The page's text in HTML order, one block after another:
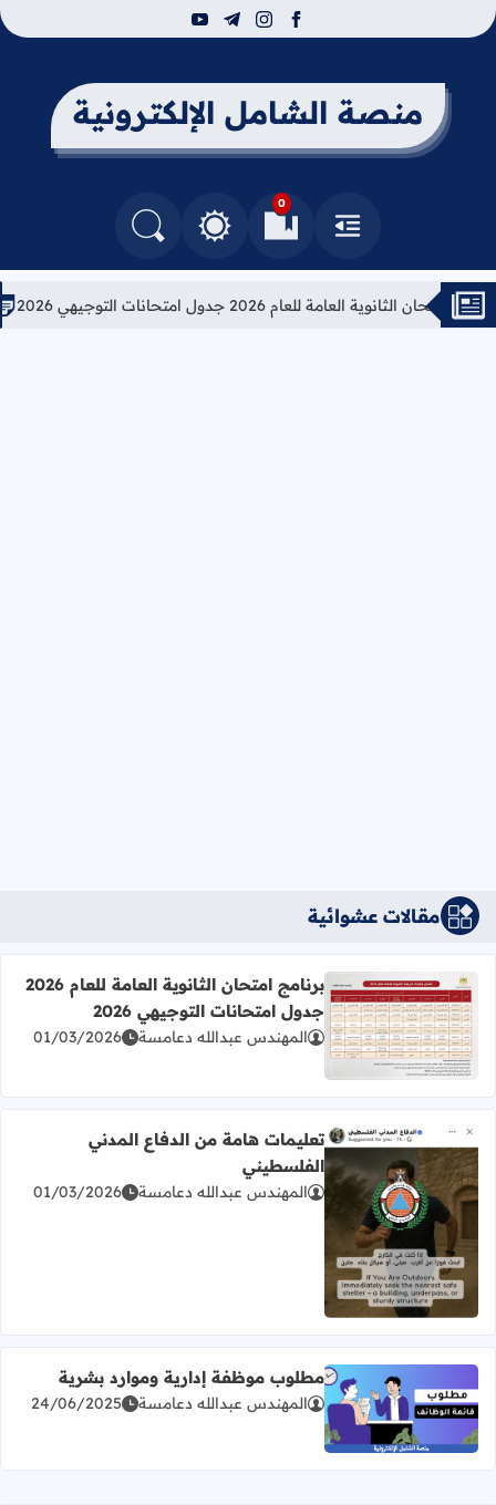
facebook
instagram
telegram
youtube
منصة الشامل الإلكترونية
القائمة
0
العلامات المرجعيةالتغيير بين الوضع النهاري والداكن
البحث في المدونة
العامة للعام 2026 جدول امتحانات التوجيهي 2026
مقالات عشوائية
اقرأ المزيد عن برنامج امتحان الثانوية العامة للعام 2026 جدول امتحانات التوجيهي 2026
برنامج امتحان الثانوية العامة للعام 2026
جدول امتحانات التوجيهي 2026
المهندس عبدالله دعامسة 01/03/2026
اقرأ المزيد عن تعليمات هامة من الدفاع المدني الفلسطيني
تعليمات هامة من الدفاع المدني
الفلسطيني
المهندس عبدالله دعامسة 01/03/2026
اقرأ المزيد عن مطلوب موظفة إدارية وموارد بشرية
مطلوب موظفة إدارية وموارد بشرية
المهندس عبدالله دعامسة 24/06/2025